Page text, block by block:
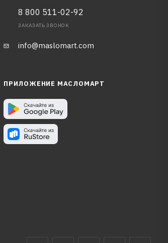
8 800 511-02-92
ЗАКАЗАТЬ ЗВОНОК
info@maslomart.com
ПРИЛОЖЕНИЕ МАСЛОМАРТ